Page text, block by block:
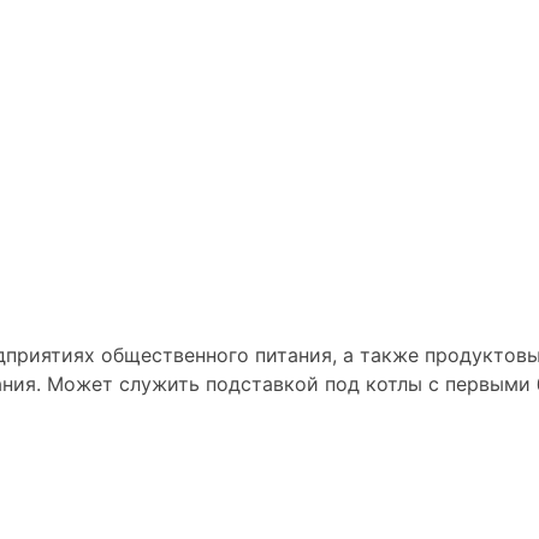
общественного питания, а также
Может служить подставкой под котлы с